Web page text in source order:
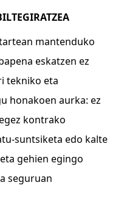
mantenduko
eskatzen ez
tekniko eta
honakoen aurka: ez
kontrako
suntsiketa edo kalte
gehien egingo
seguruan